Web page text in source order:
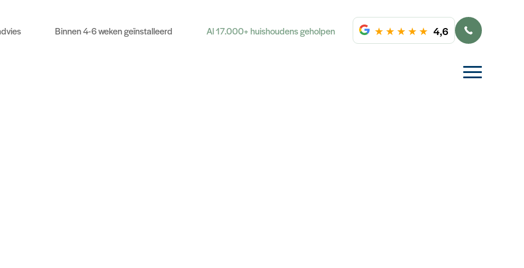
Binnen 4-6 weken geïnstalleerd Al 17.000+ huishoudens geholpen ★ ★ ★ ★ ★ 4,6